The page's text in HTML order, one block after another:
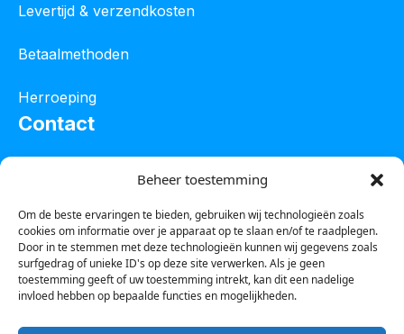
Beheer toestemming
Om de beste ervaringen te bieden, gebruiken wij technologieën zoals
cookies om informatie over je apparaat op te slaan en/of te raadplegen.
Door in te stemmen met deze technologieën kunnen wij gegevens zoals
surfgedrag of unieke ID's op deze site verwerken. Als je geen
toestemming geeft of uw toestemming intrekt, kan dit een nadelige
invloed hebben op bepaalde functies en mogelijkheden.
Levertijd & verzendkosten
Betaalmethoden
Herroeping
Contact
Tel :0850601800
Whatsapp : 0623388306